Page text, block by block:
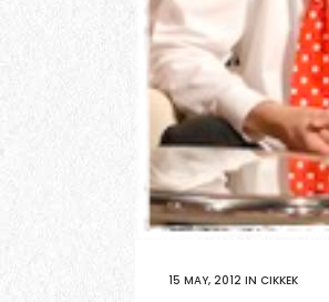
15 MAY, 2012 IN CIKKEK